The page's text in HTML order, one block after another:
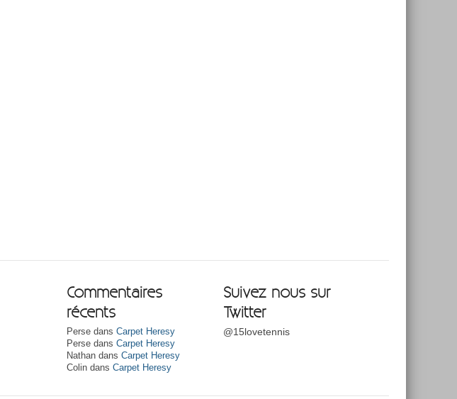
Commentaires
récents
Perse dansCarpet Heresy
Perse dansCarpet Heresy
Nathan dansCarpet Heresy
Colin dansCarpet Heresy
Suivez nous sur
Twitter
@15lovetennis